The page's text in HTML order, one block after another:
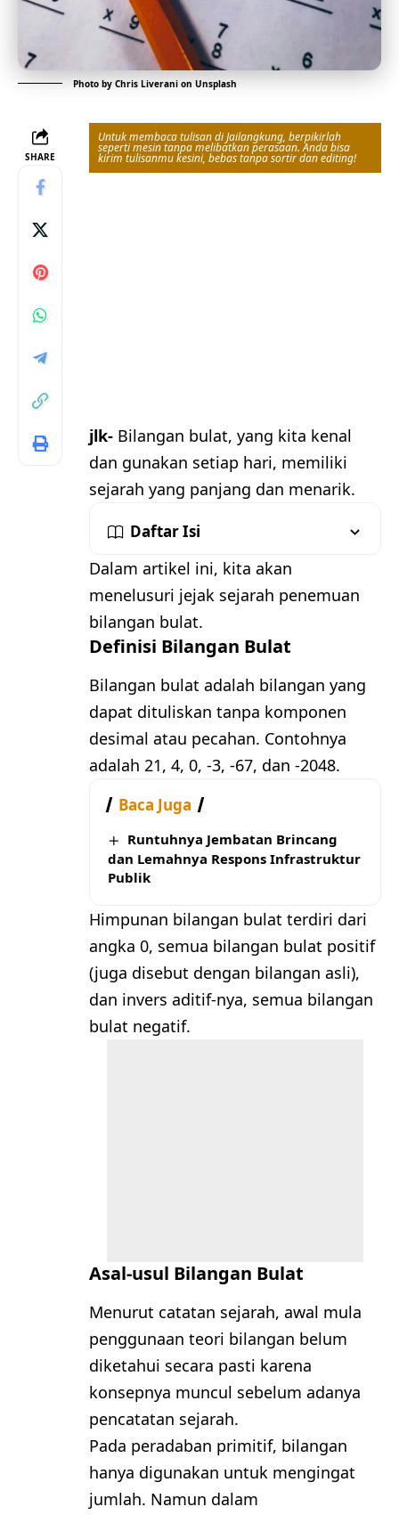
Photo by Chris Liverani on Unsplash
SHARE
Untuk membaca tulisan di Jailangkung, berpikirlah
seperti mesin tanpa melibatkan perasaan. Anda bisa
kirim tulisanmu kesini, bebas tanpa sortir dan editing!
jlk- Bilangan bulat, yang kita kenal
dan gunakan setiap hari, memiliki
sejarah yang panjang dan menarik.
Daftar Isi
Dalam artikel ini, kita akan
menelusuri jejak sejarah penemuan
bilangan bulat.
Definisi Bilangan Bulat
Bilangan bulat adalah bilangan yang
dapat dituliskan tanpa komponen
desimal atau pecahan. Contohnya
adalah 21, 4, 0, -3, -67, dan -2048.
Baca Juga
Runtuhnya Jembatan Brincang
dan Lemahnya Respons Infrastruktur
Publik
Himpunan bilangan bulat terdiri dari
angka 0, semua bilangan bulat positif
(juga disebut dengan bilangan asli),
dan invers aditif-nya, semua bilangan
bulat negatif.
Asal-usul Bilangan Bulat
Menurut catatan sejarah, awal mula
penggunaan teori bilangan belum
diketahui secara pasti karena
konsepnya muncul sebelum adanya
pencatatan sejarah.
Pada peradaban primitif, bilangan
hanya digunakan untuk mengingat
jumlah. Namun dalam